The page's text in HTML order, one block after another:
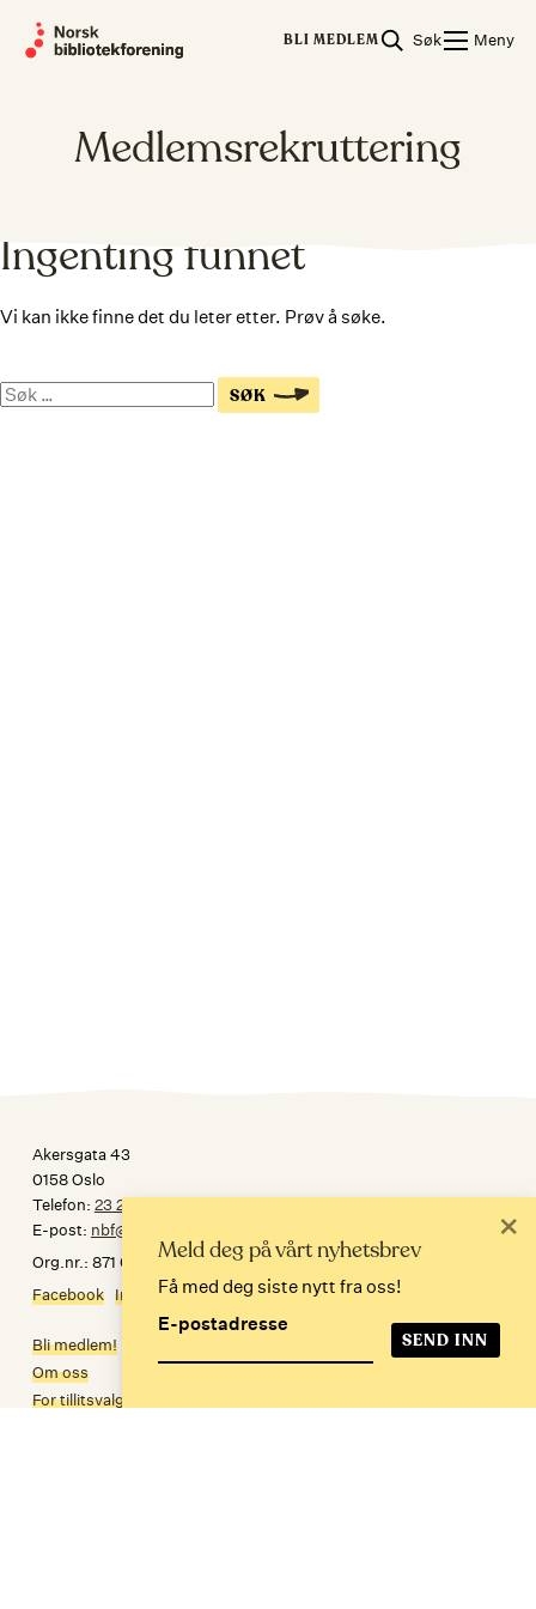
BLI MEDLEM Søk Meny
Medlemsrekruttering
Ingenting funnet
Vi kan ikke finne det du leter etter. Prøv å søke.
Søk
SØK
Akersgata 43
0158 Oslo
Telefon: 23 24 34 30
E-post: nbf@norskbibliotekforening.no
Org.nr.: 871 032 092
Facebook Instagram
Bli medlem!
Om oss
For tillitsvalgte
Meld deg på vårt nyhetsbrev
Få med deg siste nytt fra oss!
E-postadresse
×